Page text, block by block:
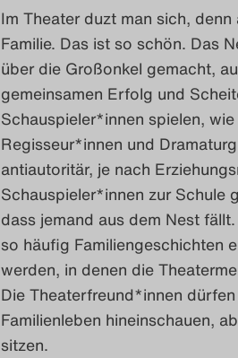
Im Theater duzt man sich,
Familie. Das ist so schön. Das
über die Großonkel gemacht,
gemeinsamen Erfolg und
Schauspieler*innen spielen,
Regisseur*innen und
antiautoritär, je nach
Schauspieler*innen zur Schule
dass jemand aus dem Nest
so häufig Familiengeschichten
werden, in denen die
Die Theaterfreund*innen
Familienleben hineinschauen,
sitzen.